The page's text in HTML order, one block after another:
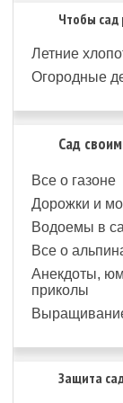
Чтобы сад
Летние
Огородные
Сад
Все о газоне
Дорожки и
Водоемы в
Все о
Анекдоты,
приколы
Защита